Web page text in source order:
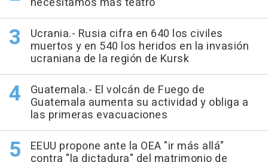
Ucrania.- Rusia cifra en 640 los civiles
muertos y en 540 los heridos en la invasión
ucraniana de la región de Kursk
Guatemala.- El volcán de Fuego de
Guatemala aumenta su actividad y obliga a
las primeras evacuaciones
EEUU propone ante la OEA "ir más allá"